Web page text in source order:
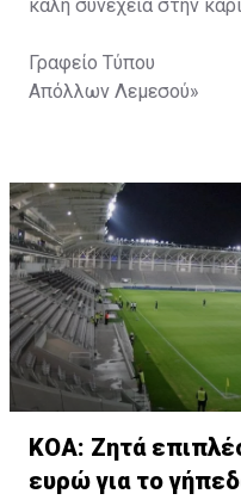
καλή συνέχεια στην
Γραφείο Τύπου
Απόλλων Λεμεσού»
ΚΟΑ: Ζητά
ευρώ για το